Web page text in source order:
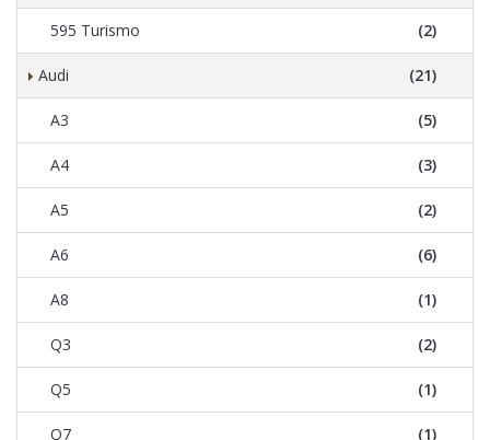
595 Turismo (2)
Audi (21)
A3 (5)
A4 (3)
A5 (2)
A6 (6)
A8 (1)
Q3 (2)
Q5 (1)
Q7 (1)